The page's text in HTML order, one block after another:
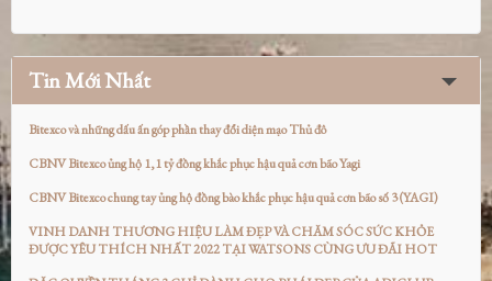
Tin Mới Nhất
Bitexco và những dấu ấn góp phần thay đổi diện mạo Thủ đô
CBNV Bitexco ủng hộ 1,1 tỷ đồng khắc phục hậu quả cơn bão Yagi
CBNV Bitexco chung tay ủng hộ đồng bào khắc phục hậu quả cơn bão số 3 (YAGI)
VINH DANH THƯƠNG HIỆU LÀM ĐẸP VÀ CHĂM SÓC SỨC KHỎE
ĐƯỢC YÊU THÍCH NHẤT 2022 TẠI WATSONS CÙNG ƯU ĐÃI HOT